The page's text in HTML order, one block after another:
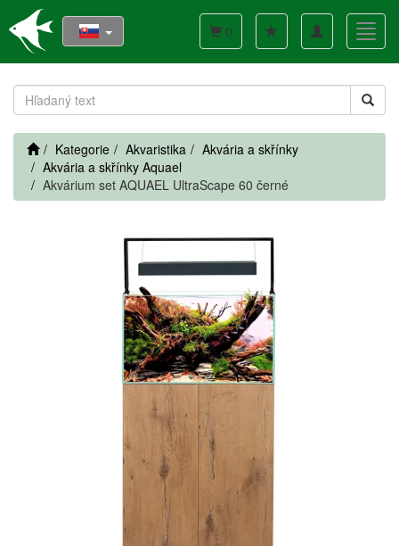
Toggle
navigation
0
Kategorie Akvaristika
Akvária a skřínky
Akvária a skřínky Aquael
Akvárium set AQUAEL UltraScape 60 černé